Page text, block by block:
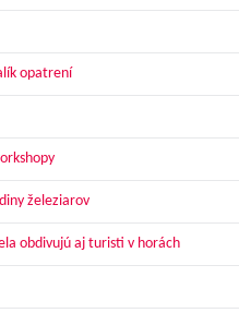
opatrení
železiarov
obdivujú aj turisti v horách